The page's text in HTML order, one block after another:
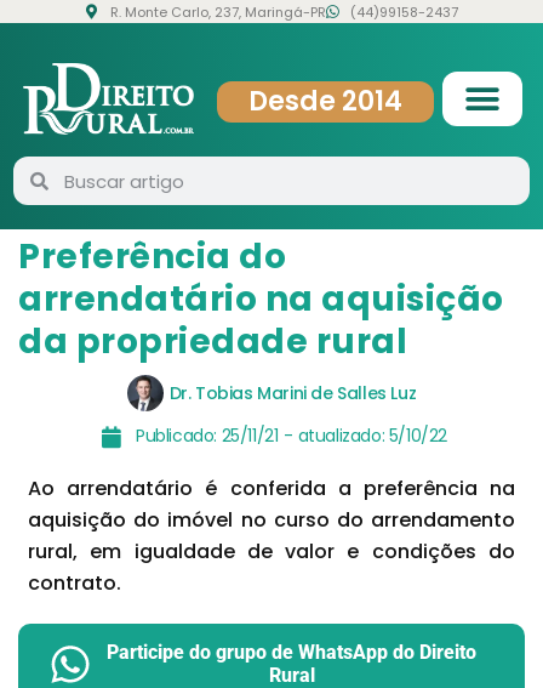
R. Monte Carlo, 237, Maringá-PR (44)99158-2437
Desde 2014
Preferência do
arrendatário na aquisição
da propriedade rural
Dr. Tobias Marini de Salles Luz
Publicado: 25/11/21 - atualizado: 5/10/22
Ao arrendatário é conferida a preferência na
aquisição do imóvel no curso do arrendamento
rural, em igualdade de valor e condições do
contrato.
Participe do grupo de WhatsApp do Direito
Rural